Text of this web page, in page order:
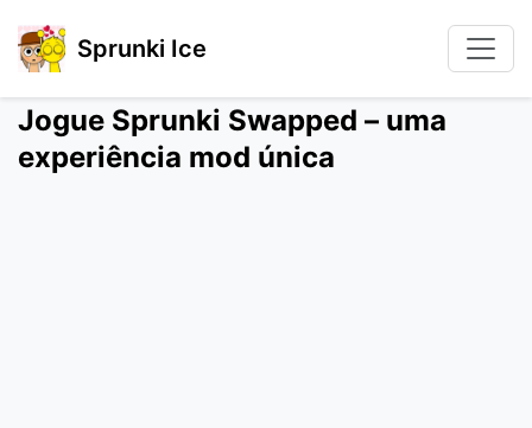
Sprunki Ice
Jogue Sprunki Swapped – uma
experiência mod única